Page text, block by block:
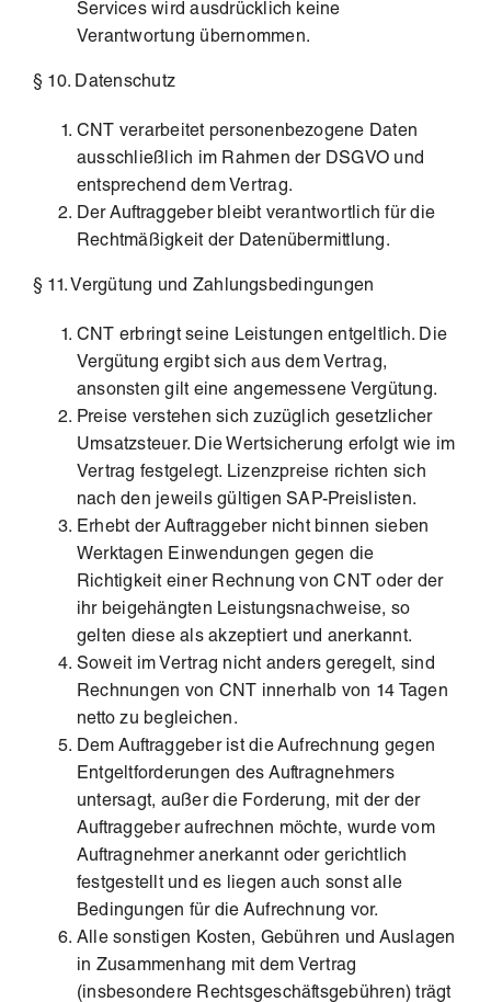
Services wird ausdrücklich keine
Verantwortung übernommen.
§ 10. Datenschutz
CNT verarbeitet personenbezogene Daten
ausschließlich im Rahmen der DSGVO und
entsprechend dem Vertrag.
Der Auftraggeber bleibt verantwortlich für die
Rechtmäßigkeit der Datenübermittlung.
§ 11. Vergütung und Zahlungsbedingungen
CNT erbringt seine Leistungen entgeltlich. Die
Vergütung ergibt sich aus dem Vertrag,
ansonsten gilt eine angemessene Vergütung.
Preise verstehen sich zuzüglich gesetzlicher
Umsatzsteuer. Die Wertsicherung erfolgt wie im
Vertrag festgelegt. Lizenzpreise richten sich
nach den jeweils gültigen SAP-Preislisten.
Erhebt der Auftraggeber nicht binnen sieben
Werktagen Einwendungen gegen die
Richtigkeit einer Rechnung von CNT oder der
ihr beigehängten Leistungsnachweise, so
gelten diese als akzeptiert und anerkannt.
Soweit im Vertrag nicht anders geregelt, sind
Rechnungen von CNT innerhalb von 14 Tagen
netto zu begleichen.
Dem Auftraggeber ist die Aufrechnung gegen
Entgeltforderungen des Auftragnehmers
untersagt, außer die Forderung, mit der der
Auftraggeber aufrechnen möchte, wurde vom
Auftragnehmer anerkannt oder gerichtlich
festgestellt und es liegen auch sonst alle
Bedingungen für die Aufrechnung vor.
Alle sonstigen Kosten, Gebühren und Auslagen
in Zusammenhang mit dem Vertrag
(insbesondere Rechtsgeschäftsgebühren) trägt